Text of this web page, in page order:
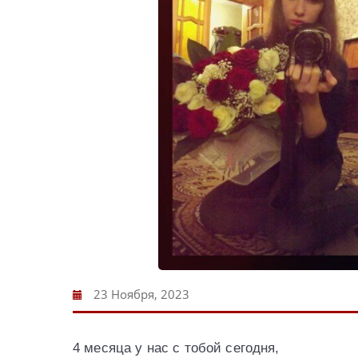
23 Ноября, 2023
4 месяца у нас с тобой сегодня,